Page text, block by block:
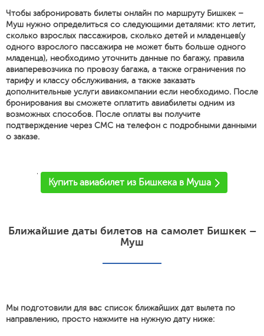
Чтобы забронировать билеты онлайн по маршруту Бишкек –
Муш нужно определиться со следующими деталями: кто летит,
сколько взрослых пассажиров, сколько детей и младенцев(у
одного взрослого пассажира не может быть больше одного
младенца), необходимо уточнить данные по багажу, правила
авиаперевозчика по провозу багажа, а также ограничения по
тарифу и классу обслуживания, а также заказать
дополнительные услуги авиакомпании если необходимо. После
бронирования вы сможете оплатить авиабилеты одним из
возможных способов. После оплаты вы получите
подтверждение через СМС на телефон с подробными данными
о заказе.
'
Купить авиабилет из Бишкека в Муша
Ближайшие даты билетов на самолет Бишкек –
Муш
Мы подготовили для вас список ближайших дат вылета по
направлению, просто нажмите на нужную дату ниже: